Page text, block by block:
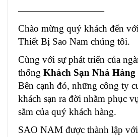
—————————
Chào mừng quý khách đến
Thiết Bị Sao Nam chúng tôi.
Cùng với sự phát triển của
thống Khách Sạn Nhà Hàng
Bên cạnh đó, những công ty
khách sạn ra đời nhằm phục
sắm của quý khách hàng.
SAO NAM được thành lập